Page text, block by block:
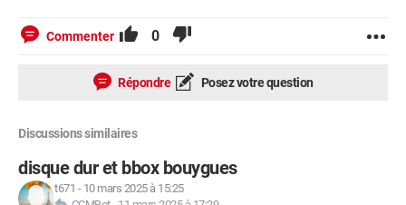
Commenter 0
Répondre Posez votre question
Discussions similaires
disque dur et bbox bouygues
t671 - 10 mars 2025 à 15:25